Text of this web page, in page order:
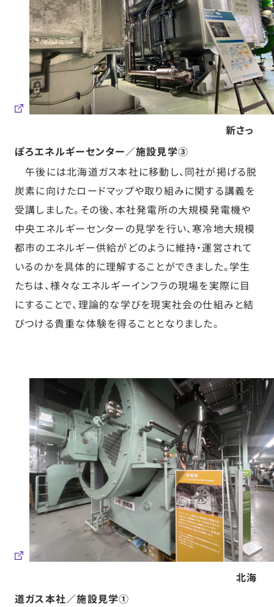
新さっ
ぽろエネルギーセンター／施設見学③
午後には北海道ガス本社に移動し、同社が掲げる脱
炭素に向けたロードマップや取り組みに関する講義を
受講しました。その後、本社発電所の大規模発電機や
中央エネルギーセンターの見学を行い、寒冷地大規模
都市のエネルギー供給がどのように維持・運営されて
いるのかを具体的に理解することができました。学生
たちは、様々なエネルギーインフラの現場を実際に目
にすることで、理論的な学びを現実社会の仕組みと結
びつける貴重な体験を得ることとなりました。
北海
道ガス本社／施設見学①